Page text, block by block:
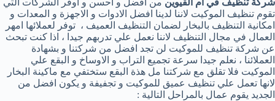
شركة تنظيف في ام القيوين من افضل و احسن و اوفر الشركات التي
تقوم تنظيف الموكيت لاننا لدينا افضل الادوات و الاجهزة و المعدات و
امكانية التنظيف بالبخار لضمان التنظيف العميف ، توفر لعملائها امهر
العمال في مجال التنظيف لاننا نعمل علي تدربهم جيدا ، اذا كنت تبحث
عن شركة تنظيف للموكيت لن تجد افضل من شركتنا و بشهادة
العملائنا ، نعلم جيدا سرعة تجميع التراب و الاوساخ و البقع علي
الموكيت فلا تقلق مع شركتنا مل هذة البقع ستختفي مع ماكينة البخار
لانها تعمل علي تنظيف عميق للموكيت و تجفيفة و يكون افضل من
الجديد يقوم عمال بالمراحل التالية :